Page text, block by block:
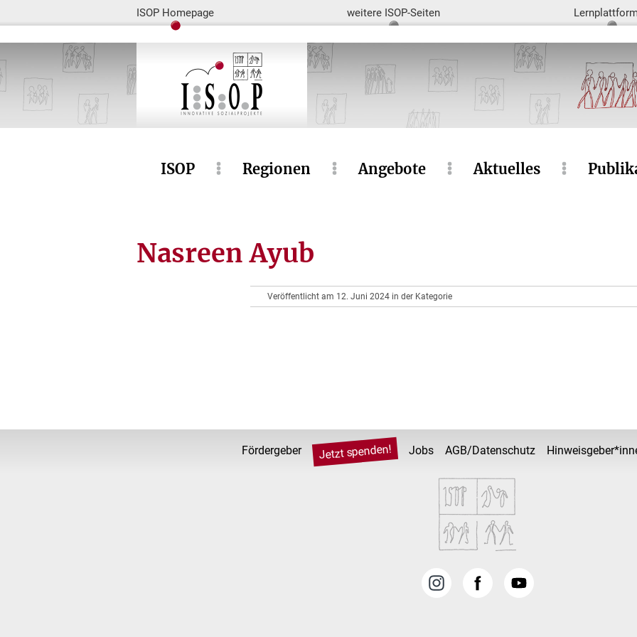
ISOP Homepage weitere ISOP-Seiten
ISOP Regionen Angebote Aktuelles
Nasreen Ayub
Veröffentlicht am 12. Juni 2024 in der Kategorie
Fördergeber Jetzt spenden! Jobs AGB/Datenschutz